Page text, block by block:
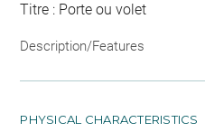
Titre : Porte ou volet
Description/Features
PHYSICAL CHARACTERISTICS